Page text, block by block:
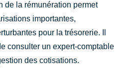
de la rémunération permet
importantes,
pour la trésorerie. Il
consulter un expert-comptable
des cotisations.